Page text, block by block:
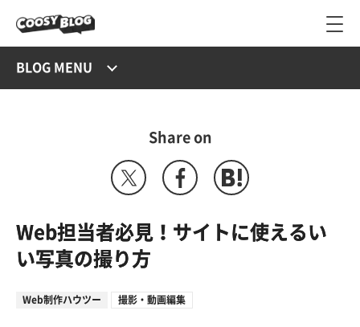
BLOG MENU
Share on
Web担当者必見！サイトに使えるい
い写真の撮り方
Web制作ハウツー 撮影・動画編集